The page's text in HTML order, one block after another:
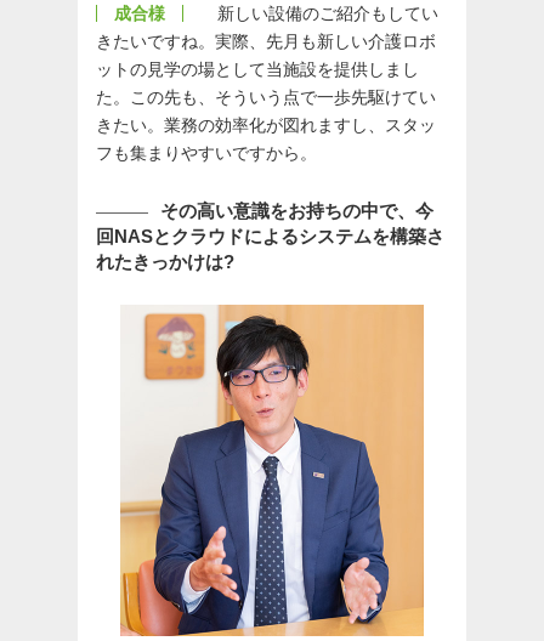
成合様
新しい設備のご紹介もしてい
きたいですね。実際、先月も新しい介護ロボ
ットの見学の場として当施設を提供しまし
た。この先も、そういう点で一歩先駆けてい
きたい。業務の効率化が図れますし、スタッ
フも集まりやすいですから。
その高い意識をお持ちの中で、今
回NASとクラウドによるシステムを構築さ
れたきっかけは?